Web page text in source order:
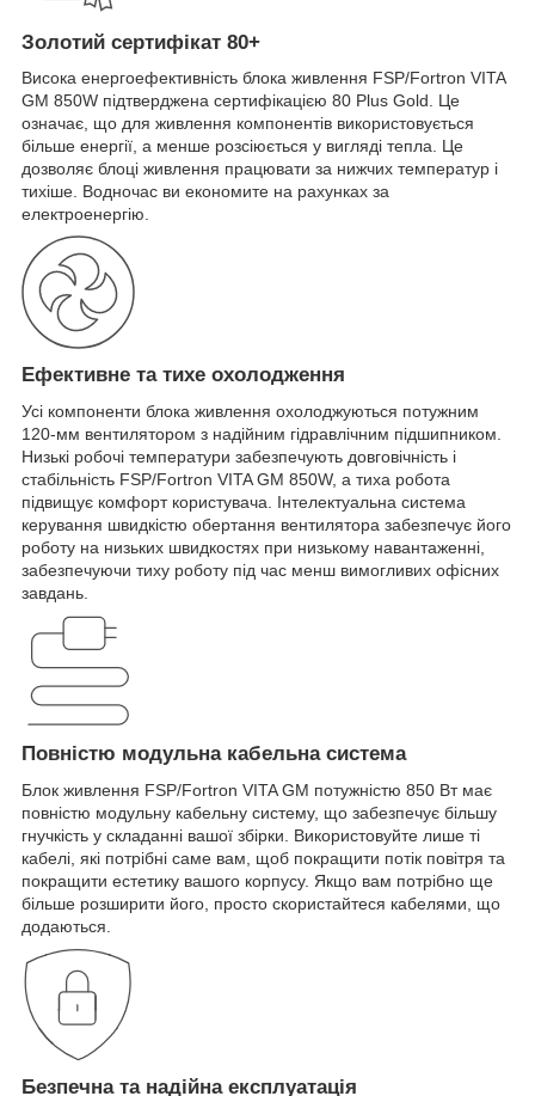
Золотий сертифікат 80+
Висока енергоефективність блока живлення FSP/Fortron VITA
GM 850W підтверджена сертифікацією 80 Plus Gold. Це
означає, що для живлення компонентів використовується
більше енергії, а менше розсіюється у вигляді тепла. Це
дозволяє блоці живлення працювати за нижчих температур і
тихіше. Водночас ви економите на рахунках за
електроенергію.
Ефективне та тихе охолодження
Усі компоненти блока живлення охолоджуються потужним
120-мм вентилятором з надійним гідравлічним підшипником.
Низькі робочі температури забезпечують довговічність і
стабільність FSP/Fortron VITA GM 850W, а тиха робота
підвищує комфорт користувача. Інтелектуальна система
керування швидкістю обертання вентилятора забезпечує його
роботу на низьких швидкостях при низькому навантаженні,
забезпечуючи тиху роботу під час менш вимогливих офісних
завдань.
Повністю модульна кабельна система
Блок живлення FSP/Fortron VITA GM потужністю 850 Вт має
повністю модульну кабельну систему, що забезпечує більшу
гнучкість у складанні вашої збірки. Використовуйте лише ті
кабелі, які потрібні саме вам, щоб покращити потік повітря та
покращити естетику вашого корпусу. Якщо вам потрібно ще
більше розширити його, просто скористайтеся кабелями, що
додаються.
Безпечна та надійна експлуатація